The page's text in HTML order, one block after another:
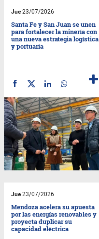
Jue23/07/2026
Santa Fe y San Juan se unen
para fortalecer la minería con
una nueva estrategia logística
y portuaria
Jue23/07/2026
Mendoza acelera su apuesta
por las energías renovables y
proyecta duplicar su
capacidad eléctrica